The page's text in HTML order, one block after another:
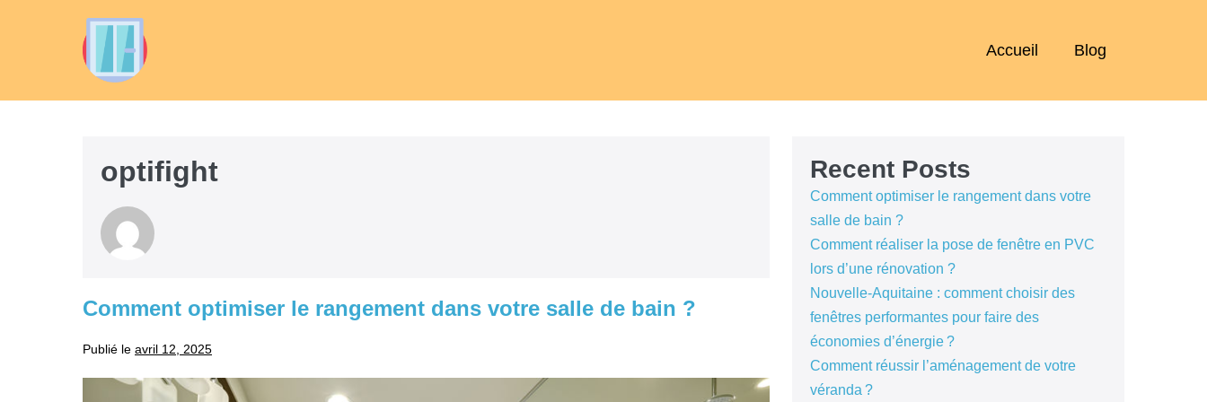
Accueil Blog
optifight
Comment optimiser le rangement dans votre salle de bain ?
Publié le avril 12, 2025
Comment
Recent Posts
Comment optimiser le rangement dans votre
salle de bain ?
Comment réaliser la pose de fenêtre en PVC
lors d’une rénovation ?
Nouvelle-Aquitaine : comment choisir des
fenêtres performantes pour faire des
économies d’énergie ?
Comment réussir l’aménagement de votre
véranda ?